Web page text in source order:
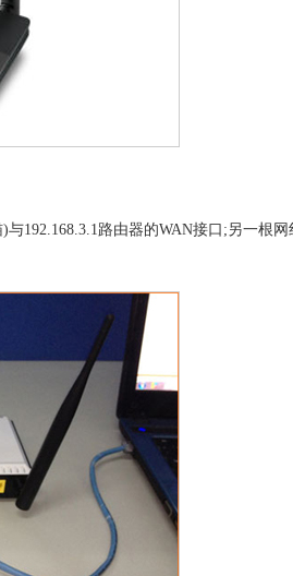
192.168.3.1路由器的WAN接口;另一根网